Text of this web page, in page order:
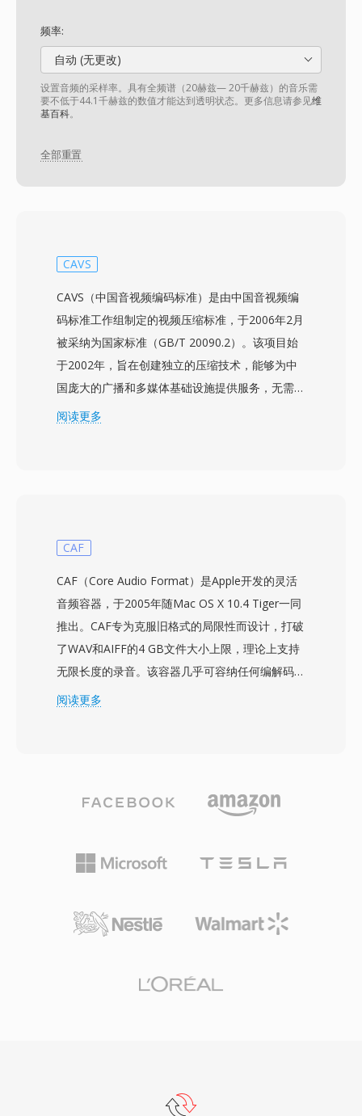
频率:
自动 (无更改)
设置音频的采样率。具有全频谱（20赫兹— 20千赫兹）的音乐需
要不低于44.1千赫兹的数值才能达到透明状态。更多信息请参见维
基百科。
全部重置
CAVS
CAVS（中国音视频编码标准）是由中国音视频编
码标准工作组制定的视频压缩标准，于2006年2月
被采纳为国家标准（GB/T 20090.2）。该项目始
于2002年，旨在创建独立的压缩技术，能够为中
国庞大的广播和多媒体基础设施提供服务，无需依
赖国外授权的编解码器。CAVS又称AVS1，其压缩
器。中国政府将CAVS认定为国家数字电视广播系
和电视接收器中广泛部署。虽然与H.264或HEVC
相比，CAVS的国际采用有限，但其重要意义在于
服务于全球最大的媒体市场之一，并展示了与全球
主导视频编码标准并行的可行国家方案。
阅读更多
CAF
CAF（Core Audio Format）是Apple开发的灵活
音频容器，于2005年随Mac OS X 10.4 Tiger一同
推出。CAF专为克服旧格式的局限性而设计，打破
了WAV和AIFF的4 GB文件大小上限，理论上支持
无限长度的录音。该容器几乎可容纳任何编解码器
——AAC、ALAC、MP3、线性PCM、IMA
现场录音师可以进行数小时的连续录音而不受大小
容是高分辨率24位/192 kHz无损音频还是压缩语
音，同一容器均可胜任。Apple的Core Audio框架
和Final Cut Pro等专业应用中的低延迟播放。对于
阅读更多